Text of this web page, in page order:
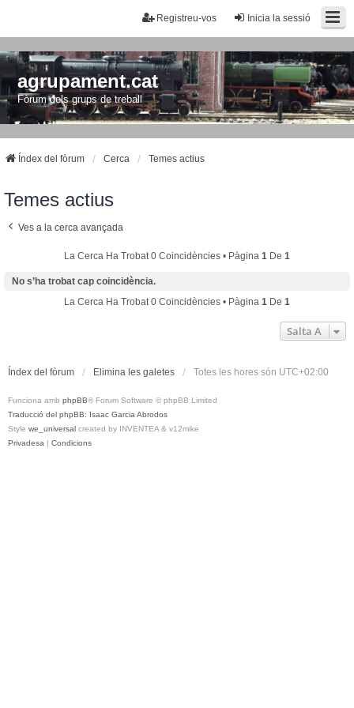
Inicia la sessió
Registreu-vos
agrupament.cat
Fòrum dels grups de treball
Índex del fòrum Cerca Temes actius
Temes actius
Ves a la cerca avançada
La Cerca Ha Trobat 0 Coincidències • Pàgina 1 De 1
No s’ha trobat cap coincidència.
La Cerca Ha Trobat 0 Coincidències • Pàgina 1 De 1
Salta A
Índex del fòrum Elimina les galetes Totes les hores són UTC+02:00
Funciona amb phpBB® Forum Software © phpBB Limited
Traducció del phpBB: Isaac Garcia Abrodos
Style we_universal created by INVENTEA & v12mike
Privadesa | Condicions